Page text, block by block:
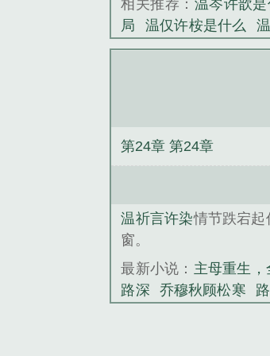
相关推荐： 温岑许歆
局
温仅许桉是什么
更新 温岑许歆全文
第24章 第24章
温祈言许染情节跌宕起
窗。
最新小说： 主母重生
路深
乔穆秋顾松寒